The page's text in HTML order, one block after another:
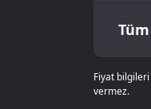
Fiyat
vermez.